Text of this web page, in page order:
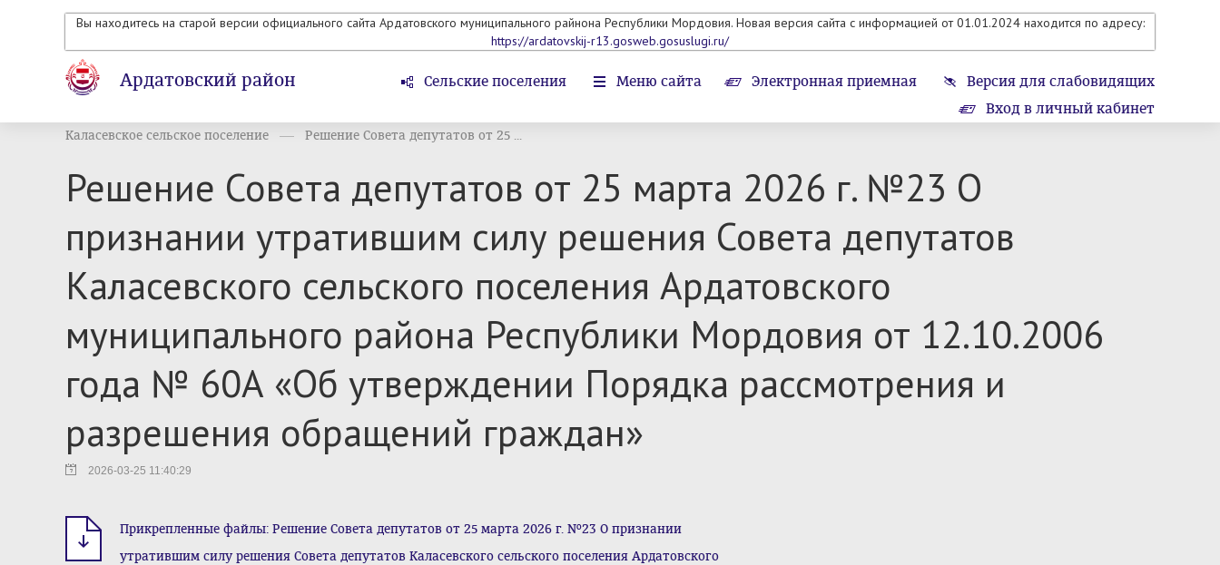
Вы находитесь на старой версии официального сайта Ардатовского муниципального райнона Республики Мордовия. Новая версия сайта с информацией от 01.01.2024 находится по адресу:
https://ardatovskij-r13.gosweb.gosuslugi.ru/
Ардатовский район Сельские поселения Меню сайта Электронная приемная
Версия для слабовидящих
Вход в личный кабинет
Каласевское сельское поселение Решение Совета депутатов от 25 ...
Решение Совета депутатов от 25 марта 2026 г. №23 О
признании утратившим силу решения Совета депутатов
Каласевского сельского поселения Ардатовского
муниципального района Республики Мордовия от 12.10.2006
года № 60А «Об утверждении Порядка рассмотрения и
разрешения обращений граждан»
2026-03-25 11:40:29
Прикрепленные файлы: Решение Совета депутатов от 25 марта 2026 г. №23 О признании
утратившим силу решения Совета депутатов Каласевского сельского поселения Ардатовского